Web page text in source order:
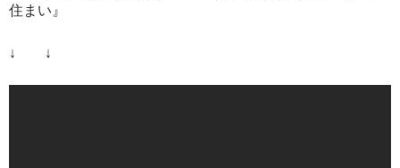
住まい』
↓ ↓